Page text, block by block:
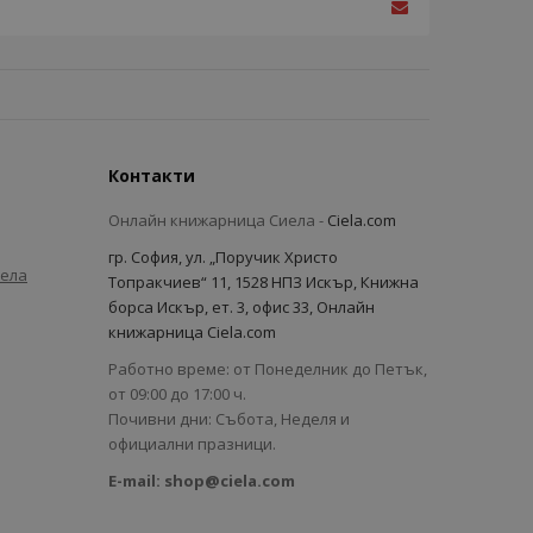
Контакти
Онлайн книжарница Сиела - Ciela.com
гр. София, ул. „Поручик Христо
Топракчиев“ 11, 1528 НПЗ Искър, Книжна
борса Искър, ет. 3, офис 33, Онлайн
книжарница Ciela.com
Работно време: от Понеделник до Петък,
от 09:00 до 17:00 ч.
Почивни дни: Събота, Неделя и
официални празници.
E-mail: shop@ciela.com